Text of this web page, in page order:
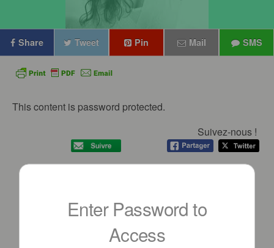
Share Tweet Pin Mail SMS
This content is password protected.
Suivez-nous !
Enter Password to
Access